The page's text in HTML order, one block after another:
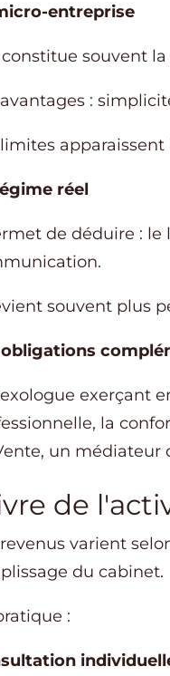
entreprise
constitue souvent
avantages :
limites
réel
de déduire : le
souvent plus
obligations
exerçant
la
un médiateur
de
varient
du cabinet.
: